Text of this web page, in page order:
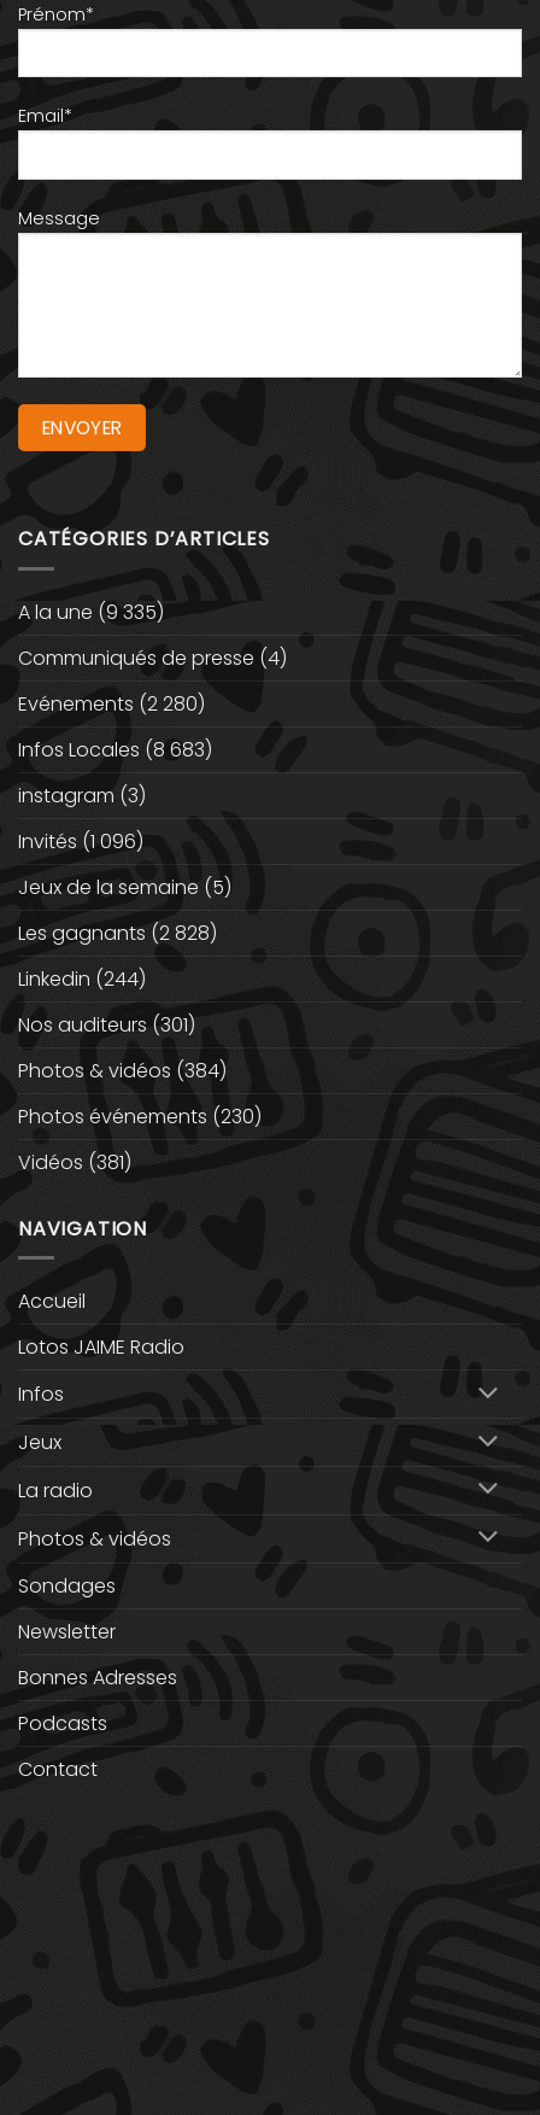
Prénom*
Email*
Message
CATÉGORIES D’ARTICLES
A la une (9 335)
Communiqués de presse (4)
Evénements (2 280)
Infos Locales (8 683)
instagram (3)
Invités (1 096)
Jeux de la semaine (5)
Les gagnants (2 828)
Linkedin (244)
Nos auditeurs (301)
Photos & vidéos (384)
Photos événements (230)
Vidéos (381)
NAVIGATION
Accueil
Lotos JAIME Radio
Infos
Jeux
La radio
Photos & vidéos
Sondages
Newsletter
Bonnes Adresses
Podcasts
Contact